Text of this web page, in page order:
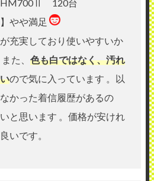
HM700Ⅱ 120台
やや満足
充実しており使いやすいか
た、 色も白ではなく、汚れ
ので気に入っています 。以
かった着信履歴があるの
と思います 。価格が安けれ
いです。